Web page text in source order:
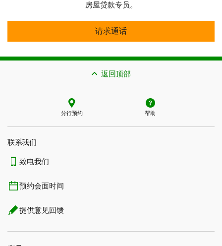
房屋贷款专员。
安全
请求通话
返回顶部
分行预约 帮助
联系我们​​​​​​​
致电我们
预约会面时间
提供意见回馈